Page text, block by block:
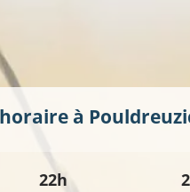
à
22h